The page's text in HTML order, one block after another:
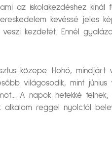
az iskolakezdéshez
kevéssé jeles
kezdetét. Ennél
közepe. Hohó,
világosodik, mint
A napok hetekké
alkalom reggel nyolctól